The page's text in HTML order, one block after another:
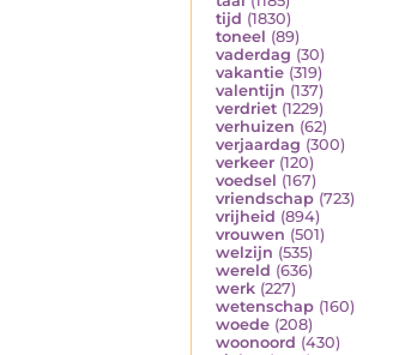
tijd (1830)
toneel (89)
vaderdag (30)
vakantie (319)
valentijn (137)
verdriet (1229)
verhuizen (62)
verjaardag (300)
verkeer (120)
voedsel (167)
vriendschap (723)
vrijheid (894)
vrouwen (501)
welzijn (535)
wereld (636)
werk (227)
wetenschap (160)
woede (208)
woonoord (430)